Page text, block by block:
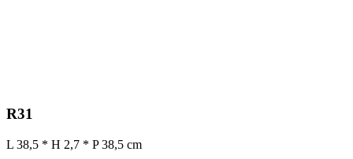
R31
L 38,5 * H 2,7 * P 38,5 cm